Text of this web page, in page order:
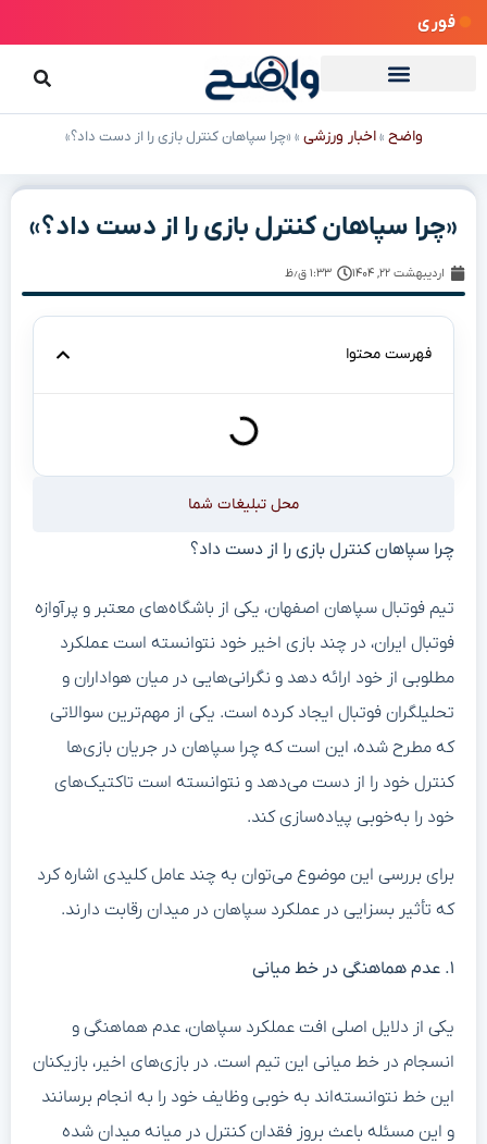
فوری
واضح »اخبار ورزشی » «چرا سپاهان کنترل بازی را از دست داد؟»
«چرا سپاهان کنترل بازی را از دست داد؟»
اردیبهشت ۲۲, ۱۴۰۴ ۱:۳۳ ق٫ظ
فهرست محتوا
محل تبلیغات شما
چرا سپاهان کنترل بازی را از دست داد؟
تیم فوتبال سپاهان اصفهان، یکی از باشگاه‌های معتبر و پرآوازه
فوتبال ایران، در چند بازی اخیر خود نتوانسته است عملکرد
مطلوبی از خود ارائه دهد و نگرانی‌هایی در میان هواداران و
تحلیلگران فوتبال ایجاد کرده است. یکی از مهم‌ترین سوالاتی
که مطرح شده، این است که چرا سپاهان در جریان بازی‌ها
کنترل خود را از دست می‌دهد و نتوانسته است تاکتیک‌های
خود را به‌خوبی پیاده‌سازی کند.
برای بررسی این موضوع می‌توان به چند عامل کلیدی اشاره کرد
که تأثیر بسزایی در عملکرد سپاهان در میدان رقابت دارند.
۱. عدم هماهنگی در خط میانی
یکی از دلایل اصلی افت عملکرد سپاهان، عدم هماهنگی و
انسجام در خط میانی این تیم است. در بازی‌های اخیر، بازیکنان
این خط نتوانسته‌اند به خوبی وظایف خود را به انجام برسانند
و این مسئله باعث بروز فقدان کنترل در میانه میدان شده